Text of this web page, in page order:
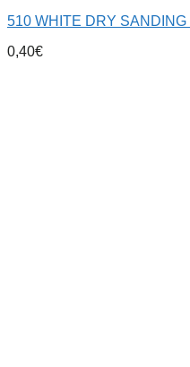
510 WHITE DRY
0,40€